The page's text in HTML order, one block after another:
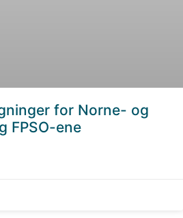
for Norne- og
FPSO-ene